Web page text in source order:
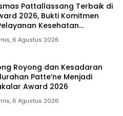
Pattallassang Terbaik di
2026, Bukti Komitmen
Kesehatan
6 Agustus 2026
Royong dan Kesadaran
Patte’ne Menjadi
Award 2026
6 Agustus 2026